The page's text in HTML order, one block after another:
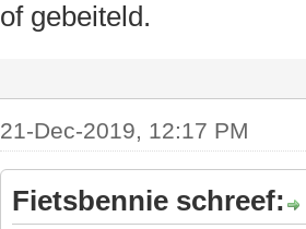
of gebeiteld.
21-Dec-2019, 12:17 PM
Fietsbennie schreef: